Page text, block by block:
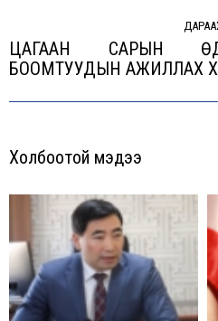
ЦАГААН САРЫН
БООМТУУДЫН АЖИЛЛАХ
Холбоотой мэдээ